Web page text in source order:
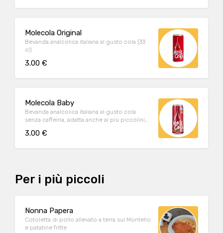
Molecola Original
Bevanda analcolica italiana al gusto cola (33
cl)
3.00 €
Molecola Baby
Bevanda analcolica italiana al gusto cola
senza caffeina, adatta anche ai più piccolini
3.00 €
Per i più piccoli
Nonna Papera
Cotoletta di pollo allevato a terra sul Montello
e patatine fritte